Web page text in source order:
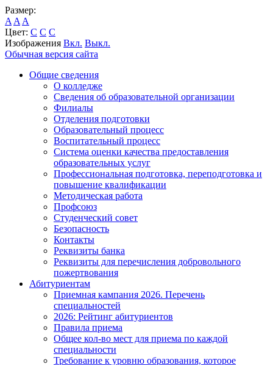
Размер:
A A A
Цвет: C C C
Изображения Вкл. Выкл.
Обычная версия сайта
Общие сведения
О колледже
Сведения об образовательной организации
Филиалы
Отделения подготовки
Образовательный процесс
Воспитательный процесс
Система оценки качества предоставления
образовательных услуг
Профессиональная подготовка, переподготовка и
повышение квалификации
Методическая работа
Профсоюз
Студенческий совет
Безопасность
Контакты
Реквизиты банка
Реквизиты для перечисления добровольного
пожертвования
Абитуриентам
Приемная кампания 2026. Перечень
специальностей
2026: Рейтинг абитуриентов
Правила приема
Общее кол-во мест для приема по каждой
специальности
Требование к уровню образования, которое